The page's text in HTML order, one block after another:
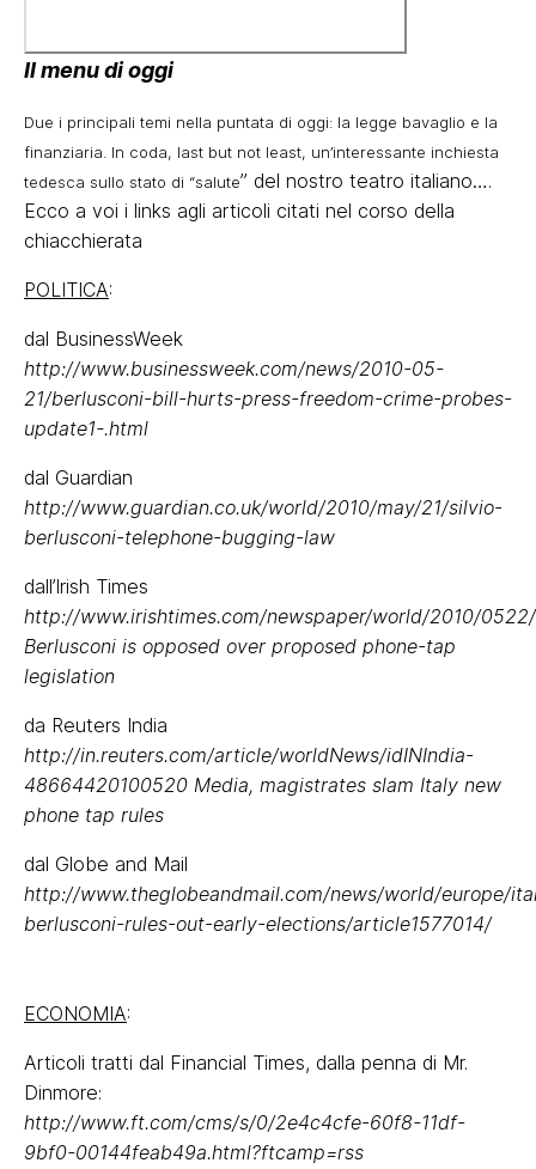
Il menu di oggi
Due i principali temi nella puntata di oggi: la legge bavaglio e la
finanziaria. In coda, last but not least, un’interessante inchiesta
tedesca sullo stato di “salute” del nostro teatro italiano….
Ecco a voi i links agli articoli citati nel corso della
chiacchierata
POLITICA:
dal BusinessWeek
http://www.businessweek.com/news/2010-05-
21/berlusconi-bill-hurts-press-freedom-crime-probes-
update1-.html
dal Guardian
http://www.guardian.co.uk/world/2010/may/21/silvio-
berlusconi-telephone-bugging-law
dall’Irish Times
http://www.irishtimes.com/newspaper/world/2010/
Berlusconi is opposed over proposed phone-tap
legislation
da Reuters India
http://in.reuters.com/article/worldNews/idINIndia-
48664420100520 Media, magistrates slam Italy new
phone tap rules
dal Globe and Mail
http://www.theglobeandmail.com/news/world/europe/
berlusconi-rules-out-early-elections/article1577014/
ECONOMIA:
Articoli tratti dal Financial Times, dalla penna di Mr.
Dinmore:
http://www.ft.com/cms/s/0/2e4c4cfe-60f8-11df-
9bf0-00144feab49a.html?ftcamp=rss